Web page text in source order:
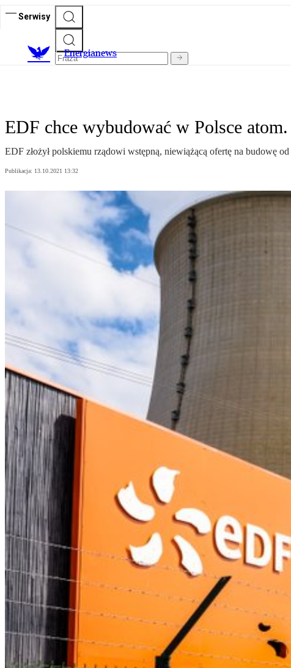
Serwisy
Energianews
EDF chce wybudować w Polsce atom.
EDF złożył polskiemu rządowi wstępną, niewiążącą ofertę na budowę
Publikacja: 13.10.2021 13:32